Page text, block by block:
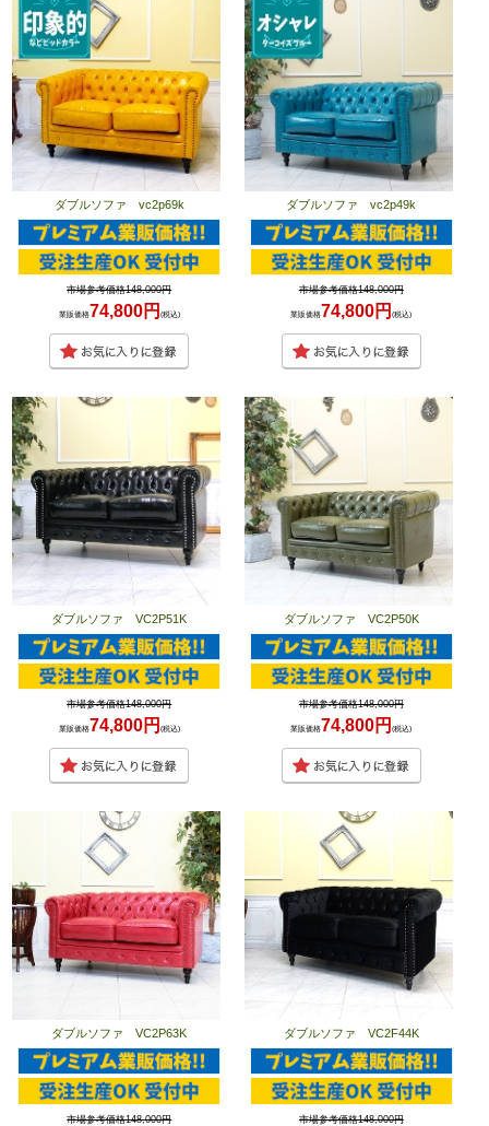
ダブルソファ vc2p69k
市場参考価格148,000円
業販価格74,800円 (税込)
ダブルソファ vc2p49k
市場参考価格148,000円
業販価格74,800円(税込)
ダブルソファ VC2P51K
市場参考価格148,000円
業販価格74,800円 (税込)
ダブルソファ VC2P50K
市場参考価格148,000円
業販価格74,800円(税込)
ダブルソファ VC2P63K
市場参考価格148,000円
ダブルソファ VC2F44K
市場参考価格148,000円